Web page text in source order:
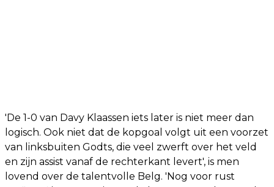
'De 1-0 van Davy Klaassen iets later is niet meer dan
logisch. Ook niet dat de kopgoal volgt uit een voorzet
van linksbuiten Godts, die veel zwerft over het veld
en zijn assist vanaf de rechterkant levert', is men
lovend over de talentvolle Belg. 'Nog voor rust